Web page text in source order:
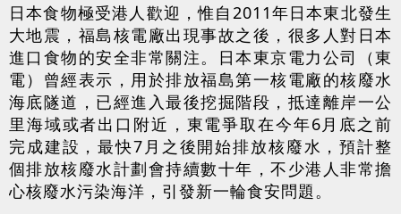
日本食物極受港人歡迎，惟自2011年日本東北發生
大地震，福島核電廠出現事故之後，很多人對日本
進口食物的安全非常關注。日本東京電力公司（東
電）曾經表示，用於排放福島第一核電廠的核廢水
海底隧道，已經進入最後挖掘階段，抵達離岸一公
里海域或者出口附近，東電爭取在今年6月底之前
完成建設，最快7月之後開始排放核廢水，預計整
個排放核廢水計劃會持續數十年，不少港人非常擔
心核廢水污染海洋，引發新一輪食安問題。